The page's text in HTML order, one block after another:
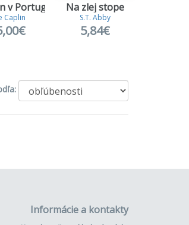
v Portugalsku
Caplin
Na zlej stope
S.T. Abby
5,84€
Informácie a kontakty